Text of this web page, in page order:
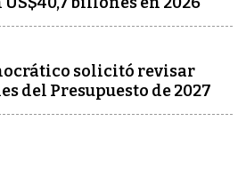
solicitó revisar
del Presupuesto de 2027